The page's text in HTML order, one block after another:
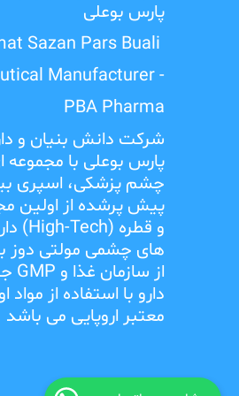
پارس بوعلی
Sazan Pars Buali
Manufacturer -
PBA Pharma
شرکت دانش بنیان و
پارس بوعلی با مجموعه
چشم پزشکی، اسپری
پیش پرشده از اولین
(High-Tech) و قطره
های چشمی مولتی دوز
GMP از سازمان غذا و
دارو با استفاده از مواد
معتبر اروپایی می باشد